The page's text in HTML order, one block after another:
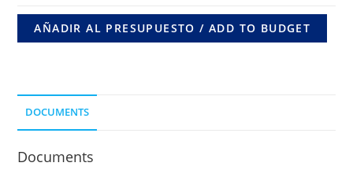
MM.
AÑADIR AL PRESUPUESTO / ADD TO BUDGET
DOCUMENTS
Documents